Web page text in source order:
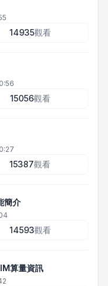
14935觀看
15056觀看
15387觀看
簡介
14593觀看
算量資訊